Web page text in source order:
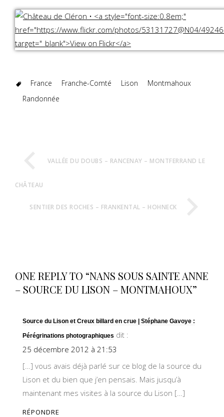
France Franche-Comté Lison
Montmahoux
Randonnée
VALLÉE DU DOUBS – RANCENAY – MONTFERRAND LE
CHÂTEAU
SENTIER DES ROCHES – FRANKENTAL – HOHNECK
ONE REPLY TO “NANS SOUS SAINTE ANNE
– SOURCE DU LISON – MONTMAHOUX”
Source du Lison et Creux billard en crue | Stéphane Gavoye :
Pérégrinations photographiques dit :
25 décembre 2012 à 21:53
[…] vous avais déjà parlé sur ce blog de la source du
Lison et du bien que j’en pensais. Mais jusqu’à
maintenant mes visites à la source du Lison […]
RÉPONDRE